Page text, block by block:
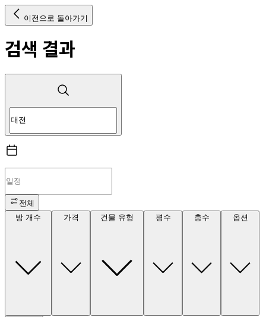
이전으로 돌아가기
검색 결과
전체
방 개수
가격 건물 유형 평수 층수 옵션